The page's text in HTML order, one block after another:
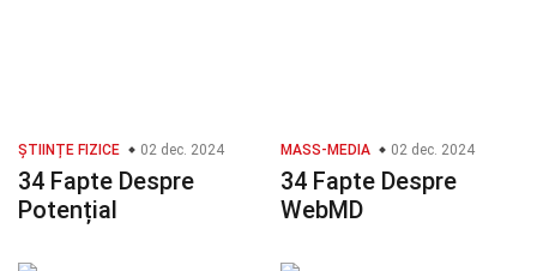
ȘTIINȚE FIZICE 02 dec. 2024
34 Fapte Despre
Potențial
MASS-MEDIA 02 dec. 2024
34 Fapte Despre
WebMD